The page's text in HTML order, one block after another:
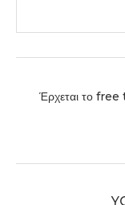
Έρχεται το free